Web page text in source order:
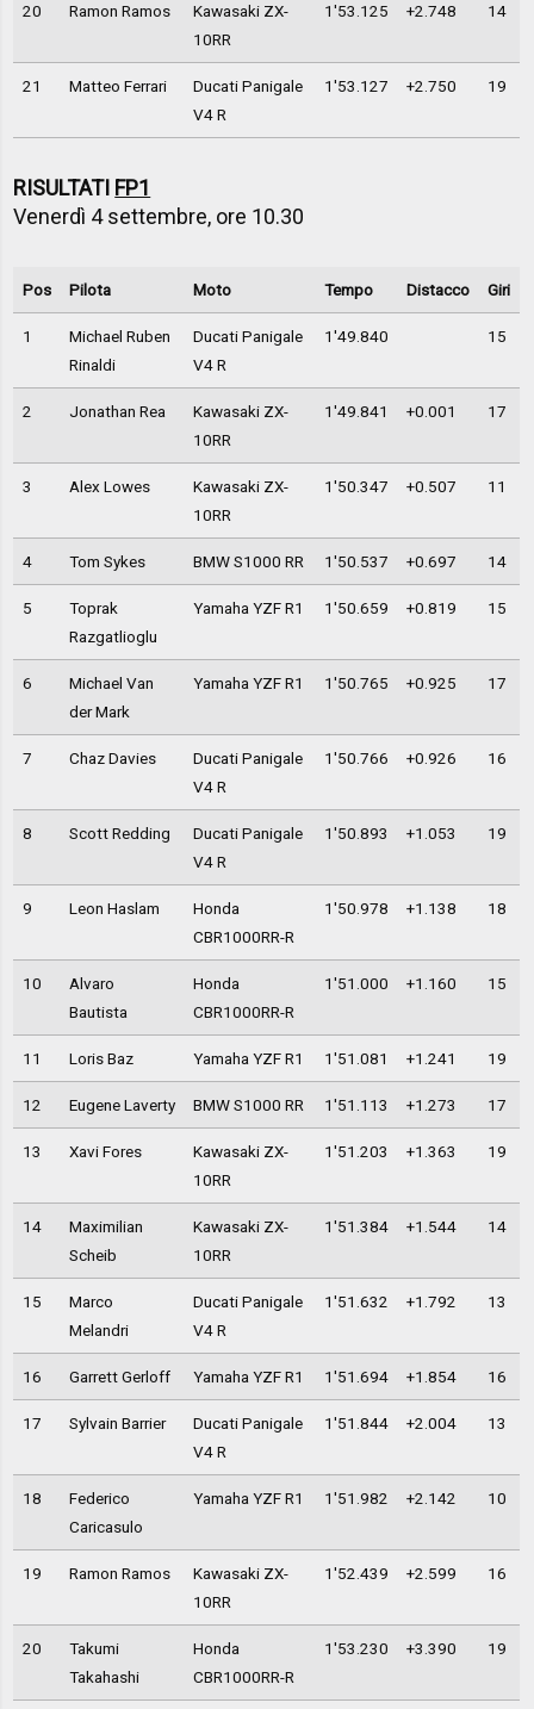
20 Ramon Ramos
Kawasaki ZX-
10RR
1'53.125 +2.748 14
21 Matteo Ferrari
Ducati Panigale
V4 R
1'53.127 +2.750 19
RISULTATI FP1
Venerdì 4 settembre, ore 10.30
Pos Pilota Moto Tempo Distacco Giri
1
Michael Ruben
Rinaldi
Ducati Panigale
V4 R
1'49.840 15
2 Jonathan Rea
Kawasaki ZX-
10RR
1'49.841 +0.001 17
3 Alex Lowes
Kawasaki ZX-
10RR
1'50.347 +0.507 11
4 Tom Sykes BMW S1000 RR 1'50.537 +0.697 14
5
Toprak
Razgatlioglu
Yamaha YZF R1 1'50.659 +0.819 15
6
Michael Van
der Mark
Yamaha YZF R1 1'50.765 +0.925 17
7 Chaz Davies
Ducati Panigale
V4 R
1'50.766 +0.926 16
8 Scott Redding
Ducati Panigale
V4 R
1'50.893 +1.053 19
9 Leon Haslam
Honda
CBR1000RR-R
1'50.978 +1.138 18
10
Alvaro
Bautista
Honda
CBR1000RR-R
1'51.000 +1.160 15
11 Loris Baz Yamaha YZF R1 1'51.081 +1.241 19
12 Eugene Laverty BMW S1000 RR 1'51.113 +1.273 17
13 Xavi Fores
Kawasaki ZX-
10RR
1'51.203 +1.363 19
14
Maximilian
Scheib
Kawasaki ZX-
10RR
1'51.384 +1.544 14
15
Marco
Melandri
Ducati Panigale
V4 R
1'51.632 +1.792 13
16 Garrett Gerloff Yamaha YZF R1 1'51.694 +1.854 16
17 Sylvain Barrier
Ducati Panigale
V4 R
1'51.844 +2.004 13
18
Federico
Caricasulo
Yamaha YZF R1 1'51.982 +2.142 10
19 Ramon Ramos
Kawasaki ZX-
10RR
1'52.439 +2.599 16
20
Takumi
Takahashi
Honda
CBR1000RR-R
1'53.230 +3.390 19